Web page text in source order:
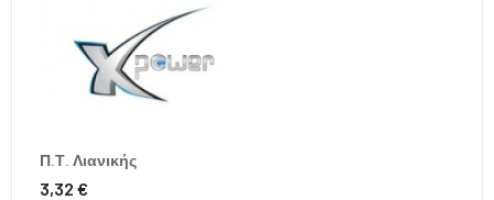
Π.Τ. Λιανικής
3,32 €